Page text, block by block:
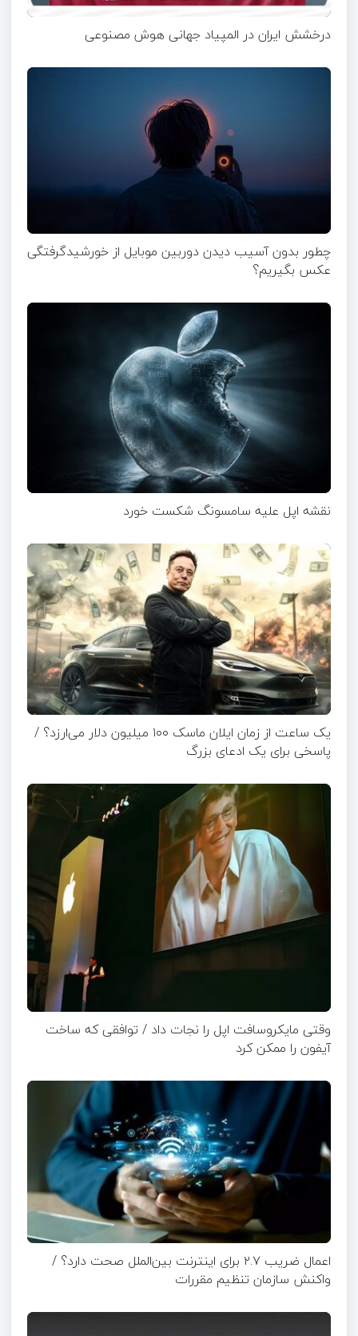
درخشش ایران در المپیاد جهانی هوش مصنوعی
چطور بدون آسیب دیدن دوربین موبایل از خورشیدگرفتگی
عکس بگیریم؟
نقشه اپل علیه سامسونگ شکست خورد
یک ساعت از زمان ایلان ماسک ۱۰۰ میلیون دلار می‌ارزد؟ /
پاسخی برای یک ادعای بزرگ
وقتی مایکروسافت اپل را نجات داد / توافقی که ساخت
آیفون را ممکن کرد
اعمال ضریب ۲.۷ برای اینترنت بین‌الملل صحت دارد؟ /
واکنش سازمان تنظیم مقررات